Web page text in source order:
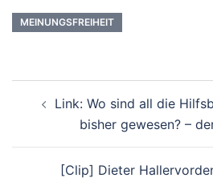
MEINUNGSFREIHEIT
Link: Wo sind all die
bisher gewesen? –
[Clip] Dieter